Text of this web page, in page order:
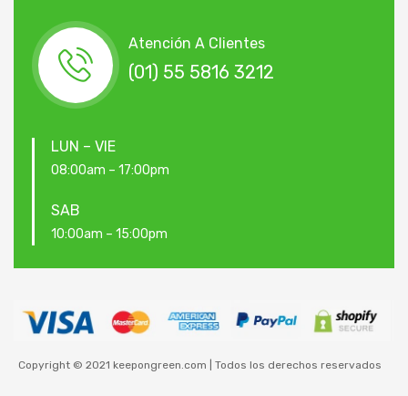
Atención A Clientes
(01) 55 5816 3212
LUN – VIE
08:00am – 17:00pm
SAB
10:00am – 15:00pm
Copyright © 2021 keepongreen.com | Todos los derechos reservados